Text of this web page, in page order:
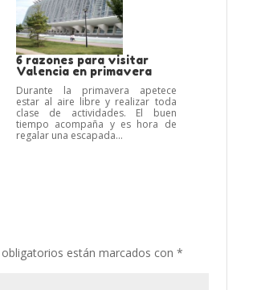
6 razones para visitar
Valencia en primavera
Durante la primavera apetece
estar al aire libre y realizar toda
clase de actividades. El buen
tiempo acompaña y es hora de
regalar una escapada...
están marcados con*